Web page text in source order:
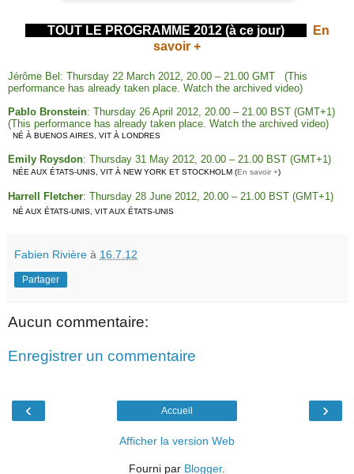
TOUT LE PROGRAMME 2012 (à ce jour)
En
savoir +
Jérôme Bel: Thursday 22 March 2012, 20.00 – 21.00 GMT (This
performance has already taken place. Watch the archived video)
Pablo Bronstein: Thursday 26 April 2012, 20.00 – 21.00 BST (GMT+1)
(This performance has already taken place. Watch the archived video)
NÉ À BUENOS AIRES, VIT À LONDRES
Emily Roysdon: Thursday 31 May 2012, 20.00 – 21.00 BST (GMT+1)
NÉE AUX ÉTATS-UNIS, VIT À NEW YORK ET STOCKHOLM (En savoir +)
Harrell Fletcher: Thursday 28 June 2012, 20.00 – 21.00 BST (GMT+1)
NÉ AUX ÉTATS-UNIS, VIT AUX ÉTATS-UNIS
Fabien Rivière à 16.7.12
Partager
Aucun commentaire:
Enregistrer un commentaire
‹ ›
Accueil
Afficher la version Web
Fourni par Blogger.